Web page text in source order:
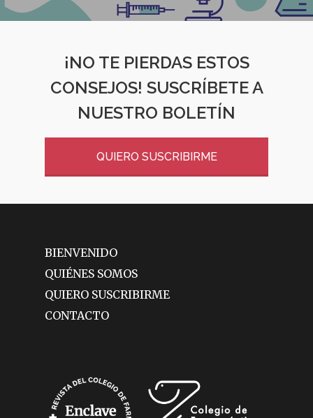
¡NO TE PIERDAS ESTOS
CONSEJOS! SUSCRÍBETE A
NUESTRO BOLETÍN
QUIERO SUSCRIBIRME
BIENVENIDO
QUIÉNES SOMOS
QUIERO SUSCRIBIRME
CONTACTO